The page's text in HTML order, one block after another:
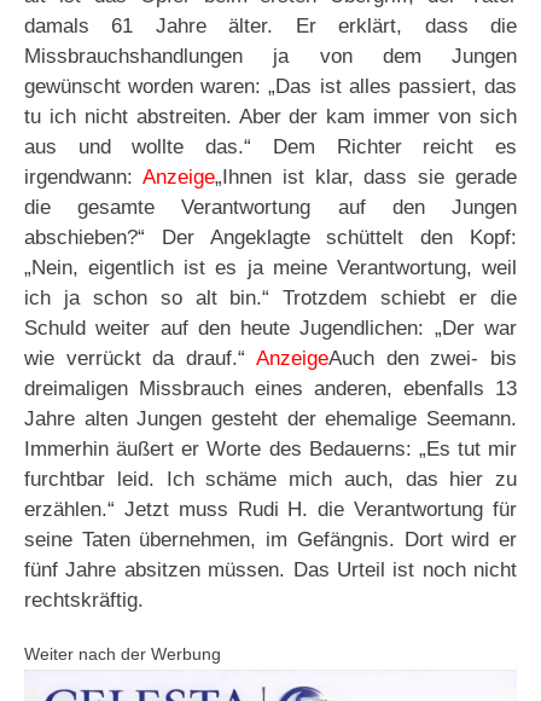
damals 61 Jahre älter. Er erklärt, dass die
Missbrauchshandlungen ja von dem Jungen
gewünscht worden waren: „Das ist alles passiert, das
tu ich nicht abstreiten. Aber der kam immer von sich
aus und wollte das.“ Dem Richter reicht es
irgendwann: Anzeige„Ihnen ist klar, dass sie gerade
die gesamte Verantwortung auf den Jungen
abschieben?“ Der Angeklagte schüttelt den Kopf:
„Nein, eigentlich ist es ja meine Verantwortung, weil
ich ja schon so alt bin.“ Trotzdem schiebt er die
Schuld weiter auf den heute Jugendlichen: „Der war
wie verrückt da drauf.“ AnzeigeAuch den zwei- bis
dreimaligen Missbrauch eines anderen, ebenfalls 13
Jahre alten Jungen gesteht der ehemalige Seemann.
Immerhin äußert er Worte des Bedauerns: „Es tut mir
furchtbar leid. Ich schäme mich auch, das hier zu
erzählen.“ Jetzt muss Rudi H. die Verantwortung für
seine Taten übernehmen, im Gefängnis. Dort wird er
fünf Jahre absitzen müssen. Das Urteil ist noch nicht
rechtskräftig.
Weiter nach der Werbung